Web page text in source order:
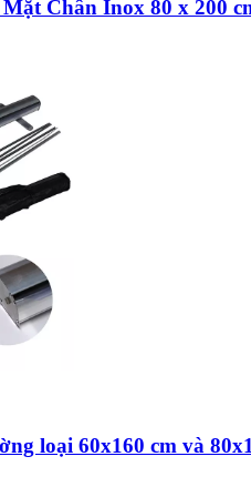
Chân Inox 80 x 200
loại 60x160 cm và